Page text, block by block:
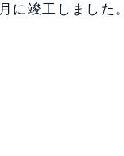
月に竣工しました